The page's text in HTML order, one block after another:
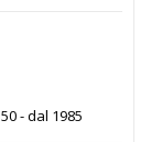
- dal 1985